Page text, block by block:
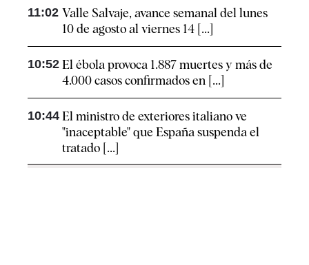
11:02 Valle Salvaje, avance semanal del lunes
10 de agosto al viernes 14 [...]
10:52 El ébola provoca 1.887 muertes y más de
4.000 casos confirmados en [...]
10:44 El ministro de exteriores italiano ve
"inaceptable" que España suspenda el
tratado [...]